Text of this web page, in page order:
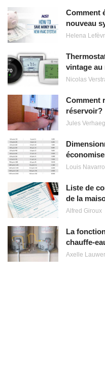
Comment
nouveau
Helena
vintage au
Nicolas
Comment
réservoir?
Jules
Louis Navarro
Liste de
de la
Alfred Giroux
La
chauffe-
Axelle